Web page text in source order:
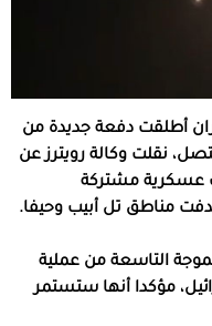
أطلقت دفعة جديدة من
نقلت وكالة رويترز عن
عسكرية مشتركة
مناطق تل أبيب وحيفا.
التاسعة من عملية
إسرائيل، مؤكدا أنها ستستمر